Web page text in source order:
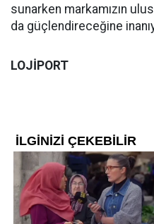
sunarken markamızın
da güçlendireceğine
LOJİPORT